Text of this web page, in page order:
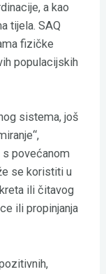
a kao
tijela. SAQ
fizičke
populacijskih
sistema, još
povećanom
se koristiti u
ili čitavog
ili propinjanja